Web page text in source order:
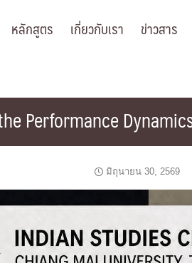
หลักสูตร เกี่ยวกับเรา ข่าวสาร
Performance
มิถุนายน 30, 2569